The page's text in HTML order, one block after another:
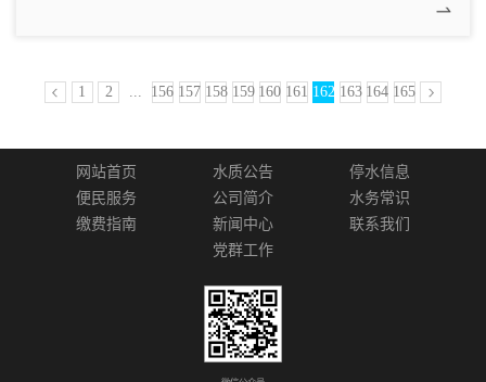
1 2 ... 156 157 158 159 160 161 162 163 164 165
网站首页 水质公告
停水信息
便民服务
公司简介
水务常识
缴费指南
新闻中心
联系我们
党群工作